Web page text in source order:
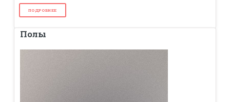
ПОДРОБНЕЕ
Полы